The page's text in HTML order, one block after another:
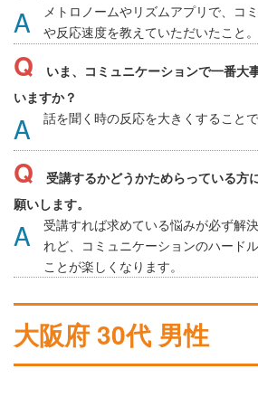
メトロノームやリズムアプリで、コ
や反応速度を教えていただいたこと。
いま、コミュニケーションで一番大
いますか？
話を聞く時の反応を大きくすることで
受講するかどうかためらっている方
願いします。
受講すれば求めている悩みが必ず解
れど、コミュニケーションのハード
ことが楽しくなります。
大阪府 30代 男性